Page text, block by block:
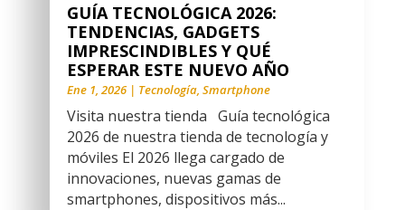
GUÍA TECNOLÓGICA 2026:
TENDENCIAS, GADGETS
IMPRESCINDIBLES Y QUÉ
ESPERAR ESTE NUEVO AÑO
Ene 1, 2026| Tecnología, Smartphone
Visita nuestra tienda Guía tecnológica
2026 de nuestra tienda de tecnología y
móviles El 2026 llega cargado de
innovaciones, nuevas gamas de
smartphones, dispositivos más...